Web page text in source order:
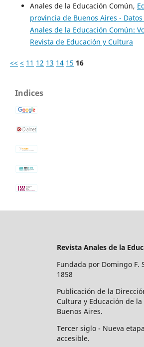
Anales de la Educación Común,
provincia de Buenos Aires -
Anales de la Educación Común:
Revista de Educación y Cultura
<< < 11 12 13 14 15 16
Indices
Revista Anales de la
Fundada por Domingo F.
1858
Publicación de la
Cultura y Educación de
Buenos Aires.
Tercer siglo - Nueva
accesible.